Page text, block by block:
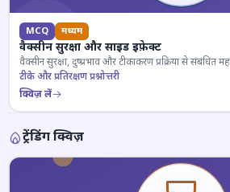
MCQ मध्यम
वैक्सीन सुरक्षा और साइड इफ़ेक्ट
वैक्सीन सुरक्षा, दुष्प्रभाव और टीकाकरण प्रक्रिया से संबंधित
टीके और प्रतिरक्षण प्रश्नोत्तरी
क्विज़ लें
ट्रेंडिंग क्विज़